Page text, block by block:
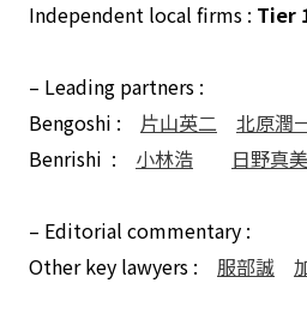
Independent local firms : Tier
– Leading partners :
Bengoshi : 片山英二
北原潤
Benrishi : 小林浩 日野真美
– Editorial commentary :
Other key lawyers : 服部誠